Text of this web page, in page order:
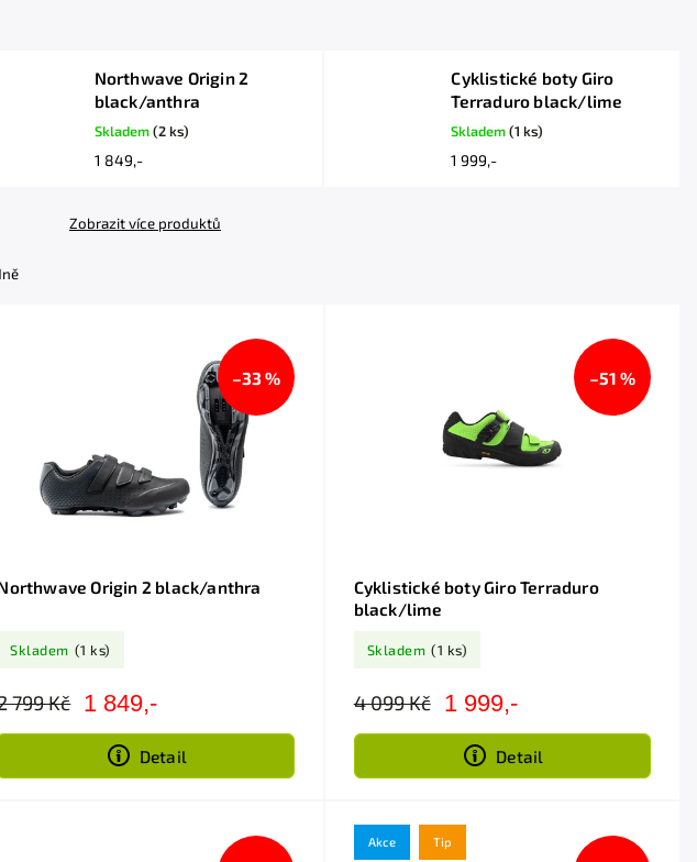
Northwave Origin 2
black/anthra
Skladem(2 ks)
1 849,-
Cyklistické boty Giro
Terraduro black/lime
Skladem(1 ks)
1 999,-
Zobrazit více produktů
–33 %
Origin 2 black/anthra
Skladem (1 ks)
799 Kč 1 849,-
Detail
–51 %
Cyklistické boty Giro Terraduro
black/lime
Skladem (1 ks)
4 099 Kč 1 999,-
Detail
Akce Tip